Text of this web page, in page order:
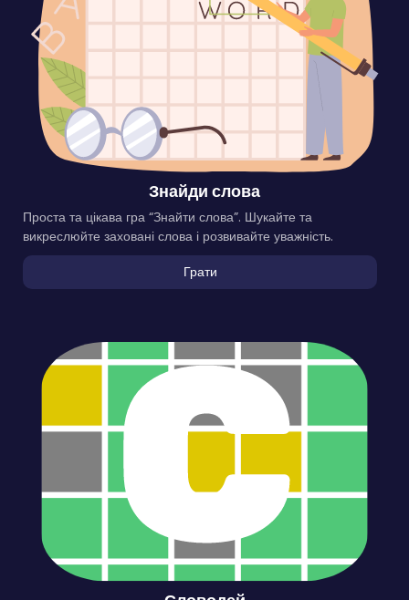
Знайди слова
Проста та цікава гра “Знайти слова”. Шукайте та
викреслюйте заховані слова і розвивайте уважність.
Грати